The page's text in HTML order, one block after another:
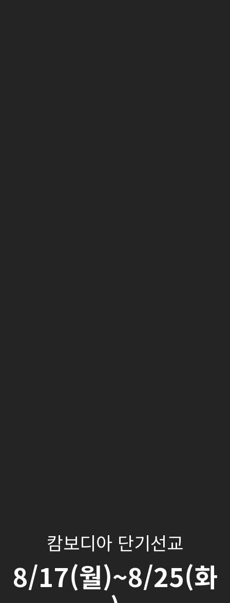
캄보디아 단기선교
8/17(월)~8/25(화